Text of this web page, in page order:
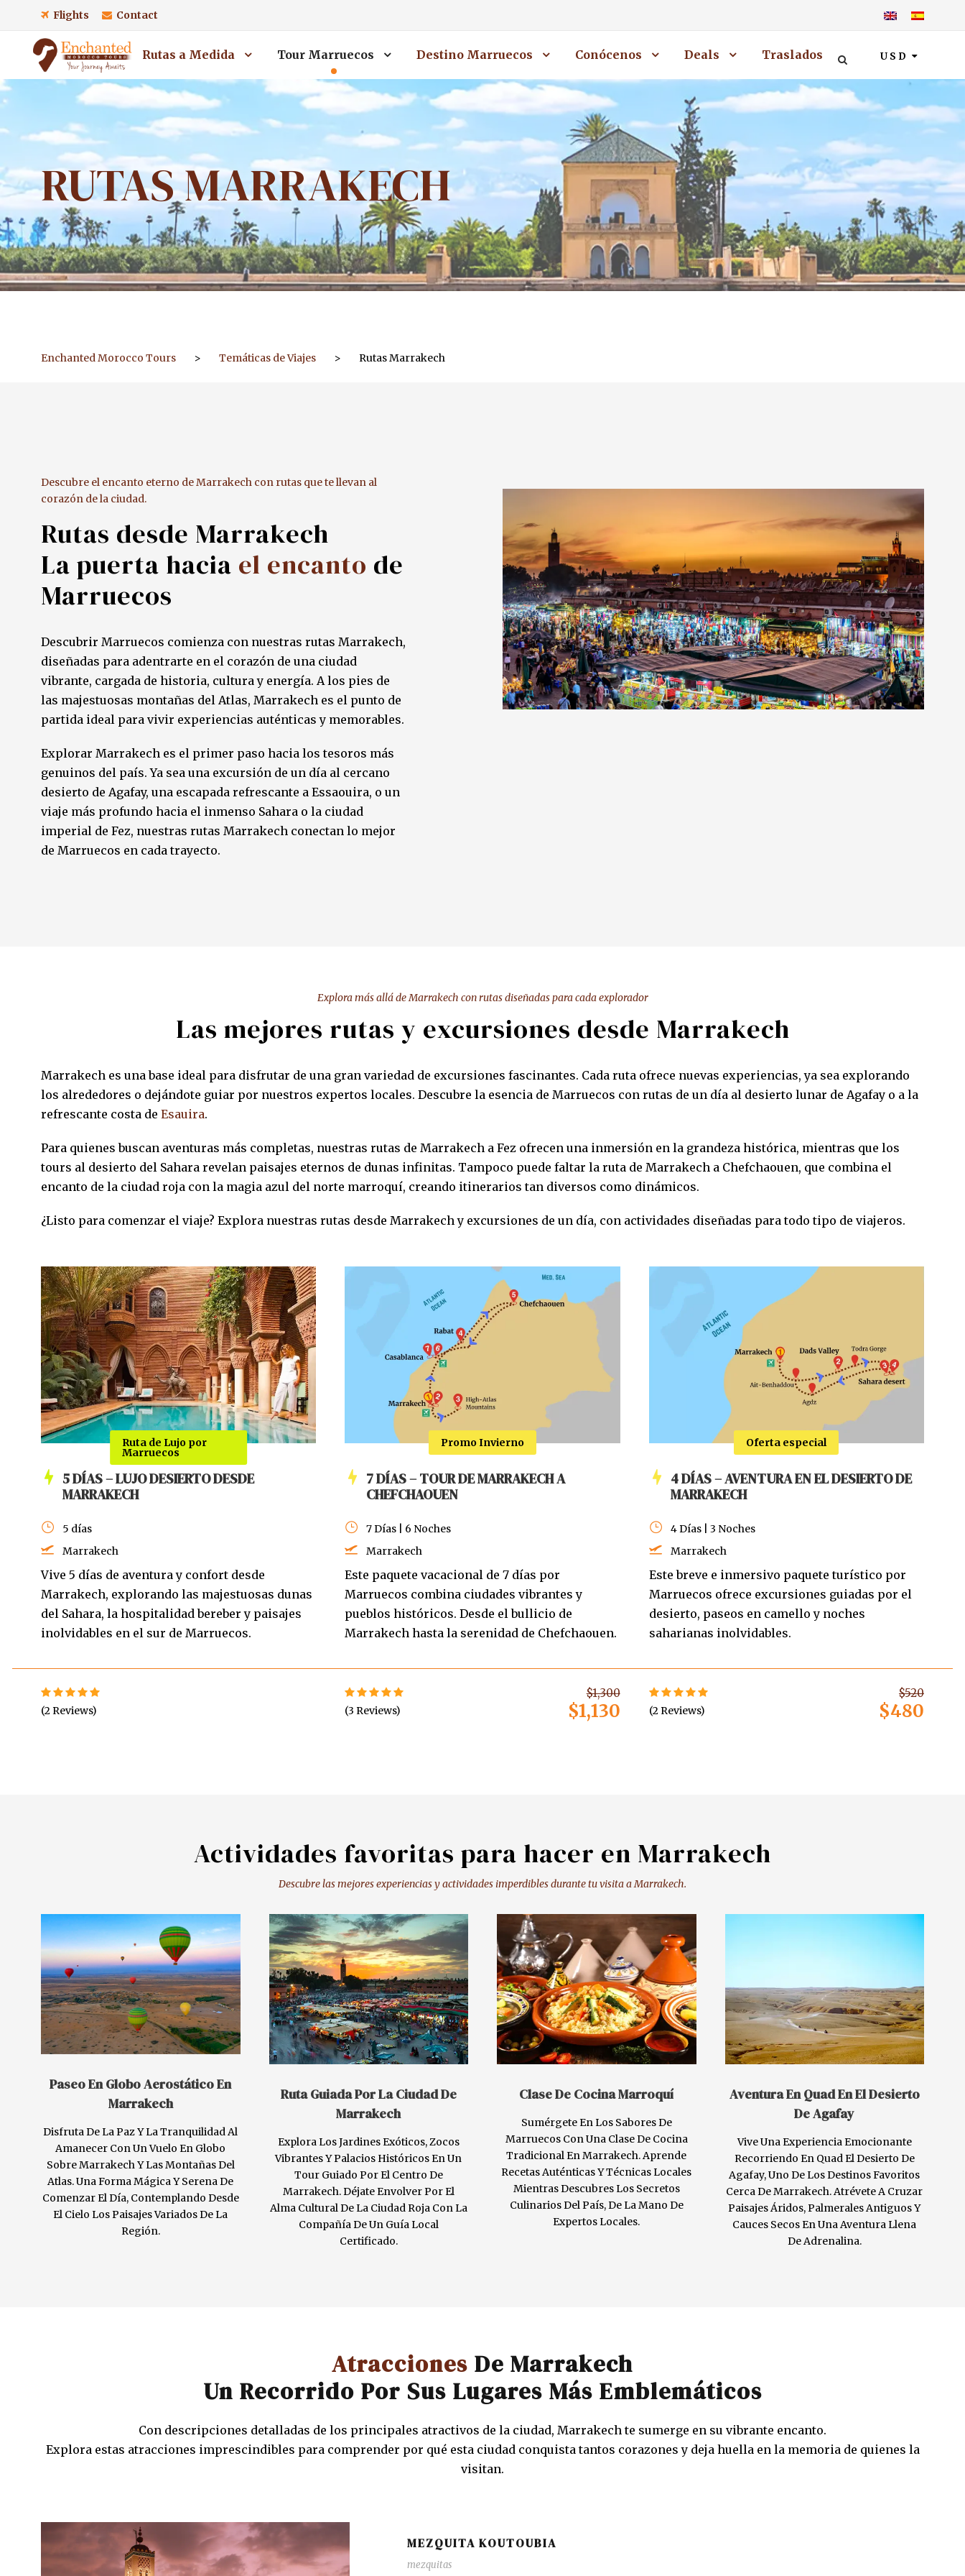
Flights Contact
Rutas a Medida Tour Marruecos Destino Marruecos Conócenos Deals Traslados USD
RUTAS MARRAKECH
Enchanted Morocco Tours > Temáticas de Viajes > Rutas Marrakech
Descubre el encanto eterno de Marrakech con rutas que te llevan al
corazón de la ciudad.
Rutas desde Marrakech
La puerta hacia el encanto de
Marruecos
Descubrir Marruecos comienza con nuestras rutas Marrakech,
diseñadas para adentrarte en el corazón de una ciudad
vibrante, cargada de historia, cultura y energía. A los pies de
las majestuosas montañas del Atlas, Marrakech es el punto de
partida ideal para vivir experiencias auténticas y memorables.
Explorar Marrakech es el primer paso hacia los tesoros más
genuinos del país. Ya sea una excursión de un día al cercano
desierto de Agafay, una escapada refrescante a Essaouira, o un
viaje más profundo hacia el inmenso Sahara o la ciudad
imperial de Fez, nuestras rutas Marrakech conectan lo mejor
de Marruecos en cada trayecto.
Explora más allá de Marrakech con rutas diseñadas para cada explorador
Las mejores rutas y excursiones desde Marrakech
Marrakech es una base ideal para disfrutar de una gran variedad de excursiones fascinantes. Cada ruta ofrece nuevas experiencias, ya sea explorando
los alrededores o dejándote guiar por nuestros expertos locales. Descubre la esencia de Marruecos con rutas de un día al desierto lunar de Agafay o a la
refrescante costa de Esauira.
Para quienes buscan aventuras más completas, nuestras rutas de Marrakech a Fez ofrecen una inmersión en la grandeza histórica, mientras que los
tours al desierto del Sahara revelan paisajes eternos de dunas infinitas. Tampoco puede faltar la ruta de Marrakech a Chefchaouen, que combina el
encanto de la ciudad roja con la magia azul del norte marroquí, creando itinerarios tan diversos como dinámicos.
¿Listo para comenzar el viaje? Explora nuestras rutas desde Marrakech y excursiones de un día, con actividades diseñadas para todo tipo de viajeros.
Ruta de Lujo por
Marruecos
5 DÍAS – LUJO DESIERTO DESDE
MARRAKECH
5 días
Marrakech
Vive 5 días de aventura y confort desde
Marrakech, explorando las majestuosas dunas
del Sahara, la hospitalidad bereber y paisajes
inolvidables en el sur de Marruecos.
(2 Reviews)
Promo Invierno
7 DÍAS – TOUR DE MARRAKECH A
CHEFCHAOUEN
7 Días | 6 Noches
Marrakech
Este paquete vacacional de 7 días por
Marruecos combina ciudades vibrantes y
pueblos históricos. Desde el bullicio de
Marrakech hasta la serenidad de Chefchaouen.
(3 Reviews)
$1,300
$1,130
Oferta especial
4 DÍAS – AVENTURA EN EL DESIERTO DE
MARRAKECH
4 Días | 3 Noches
Marrakech
Este breve e inmersivo paquete turístico por
Marruecos ofrece excursiones guiadas por el
desierto, paseos en camello y noches
saharianas inolvidables.
(2 Reviews)
$520
$480
Actividades favoritas para hacer en Marrakech
Descubre las mejores experiencias y actividades imperdibles durante tu visita a Marrakech.
Paseo En Globo Aerostático En
Marrakech
Disfruta De La Paz Y La Tranquilidad Al
Amanecer Con Un Vuelo En Globo
Sobre Marrakech Y Las Montañas Del
Atlas. Una Forma Mágica Y Serena De
Comenzar El Día, Contemplando Desde
El Cielo Los Paisajes Variados De La
Región.
Ruta Guiada Por La Ciudad De
Marrakech
Explora Los Jardines Exóticos, Zocos
Vibrantes Y Palacios Históricos En Un
Tour Guiado Por El Centro De
Marrakech. Déjate Envolver Por El
Alma Cultural De La Ciudad Roja Con La
Compañía De Un Guía Local
Certificado.
Clase De Cocina Marroquí
Sumérgete En Los Sabores De
Marruecos Con Una Clase De Cocina
Tradicional En Marrakech. Aprende
Recetas Auténticas Y Técnicas Locales
Mientras Descubres Los Secretos
Culinarios Del País, De La Mano De
Expertos Locales.
Aventura En Quad En El Desierto
De Agafay
Vive Una Experiencia Emocionante
Recorriendo En Quad El Desierto De
Agafay, Uno De Los Destinos Favoritos
Cerca De Marrakech. Atrévete A Cruzar
Paisajes Áridos, Palmerales Antiguos Y
Cauces Secos En Una Aventura Llena
De Adrenalina.
Atracciones De Marrakech
Un Recorrido Por Sus Lugares Más Emblemáticos
Con descripciones detalladas de los principales atractivos de la ciudad, Marrakech te sumerge en su vibrante encanto.
Explora estas atracciones imprescindibles para comprender por qué esta ciudad conquista tantos corazones y deja huella en la memoria de quienes la
visitan.
MEZQUITA KOUTOUBIA
mezquitas